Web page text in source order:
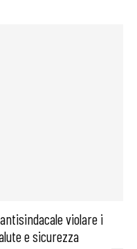
violare i
e sicurezza